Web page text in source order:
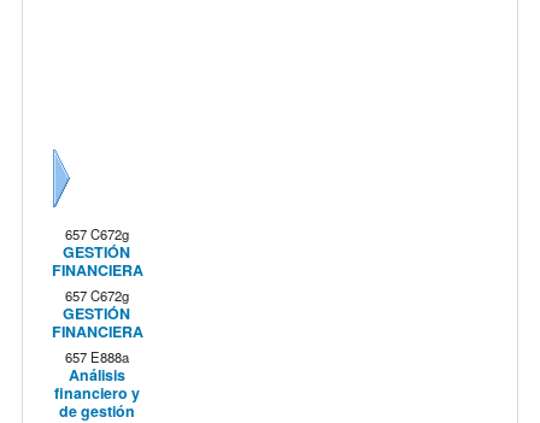
657 C672g
GESTIÓN
FINANCIERA
657 C672g
GESTIÓN
FINANCIERA
657 E888a
Análisis
financiero y
de gestión